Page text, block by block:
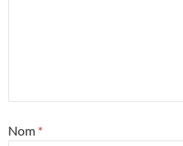
Nom *